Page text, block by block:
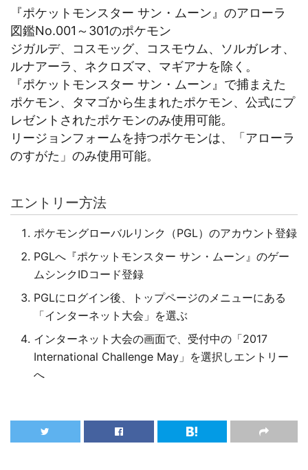
『ポケットモンスター サン・ムーン』のアローラ
図鑑No.001～301のポケモン
ジガルデ、コスモッグ、コスモウム、ソルガレオ、
ルナアーラ、ネクロズマ、マギアナを除く。
『ポケットモンスター サン・ムーン』で捕まえた
ポケモン、タマゴから生まれたポケモン、公式にプ
レゼントされたポケモンのみ使用可能。
リージョンフォームを持つポケモンは、「アローラ
のすがた」のみ使用可能。
エントリー方法
ポケモングローバルリンク（PGL）のアカウント登録
PGLへ『ポケットモンスター サン・ムーン』のゲー
ムシンクIDコード登録
PGLにログイン後、トップページのメニューにある
「インターネット大会」を選ぶ
インターネット大会の画面で、受付中の「2017
International Challenge May」を選択しエントリー
へ